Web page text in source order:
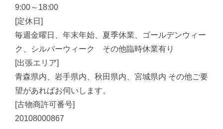
9:00～18:00
[定休日]
毎週金曜日、年末年始、夏季休業、ゴールデンウィー
ク、シルバーウィーク その他臨時休業有り
[出張エリア]
青森県内、岩手県内、秋田県内、宮城県内 その他ご要
望があればお伺いします。
[古物商許可番号]
20108000867